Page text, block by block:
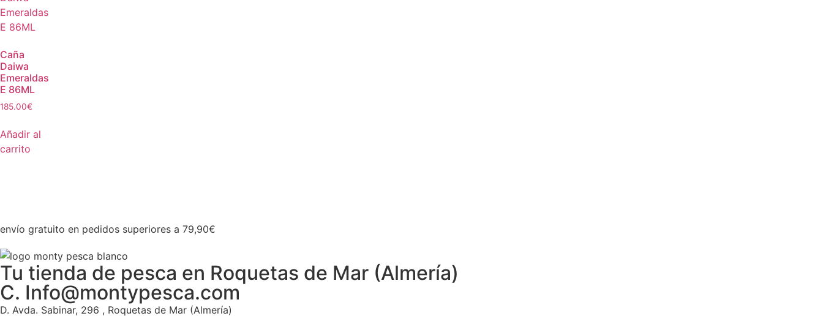
Caña
Daiwa
Emeraldas
E 86ML
185.00€
Añadir al
carrito
envío gratuito en pedidos superiores a 79,90€
Tu tienda de pesca en Roquetas de Mar (Almería)
C. Info@montypesca.com
D. Avda. Sabinar, 296 , Roquetas de Mar (Almería)